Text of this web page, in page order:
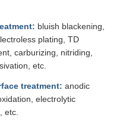
bluish blackening,
plating, TD
carburizing, nitriding,
etc.
treatment: anodic
electrolytic
etc.